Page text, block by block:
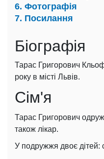
6. Фотографія
7. Посилання
Біографія
Тарас Григорович
року в місті Львів.
Сім'я
Тарас Григорович
також лікар.
У подружжя двоє дітей: